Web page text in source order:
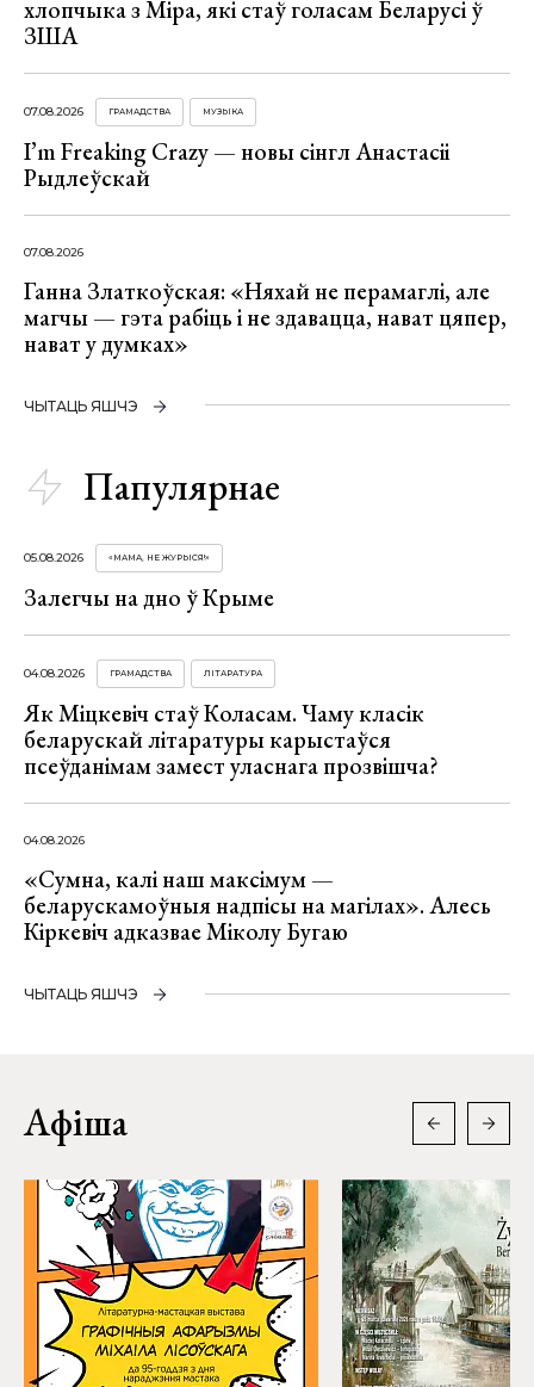
хлопчыка з Міра, які стаў голасам Беларусі ў
ЗША
07.08.2026 ГРАМАДСТВА МУЗЫКА
I’m Freaking Crazy — новы сінгл Анастасіі
Рыдлеўскай
07.08.2026
Ганна Златкоўская: «Няхай не перамаглі, але
магчы — гэта рабіць і не здавацца, нават цяпер,
нават у думках»
ЧЫТАЦЬ ЯШЧЭ
Папулярнае
05.08.2026 «МАМА, НЕ ЖУРЫСЯ!»
Залегчы на дно ў Крыме
04.08.2026 ГРАМАДСТВА ЛІТАРАТУРА
Як Міцкевіч стаў Коласам. Чаму класік
беларускай літаратуры карыстаўся
псеўданімам замест уласнага прозвішча?
04.08.2026
«Сумна, калі наш максімум —
беларускамоўныя надпісы на магілах». Алесь
Кіркевіч адказвае Міколу Бугаю
ЧЫТАЦЬ ЯШЧЭ
Афіша